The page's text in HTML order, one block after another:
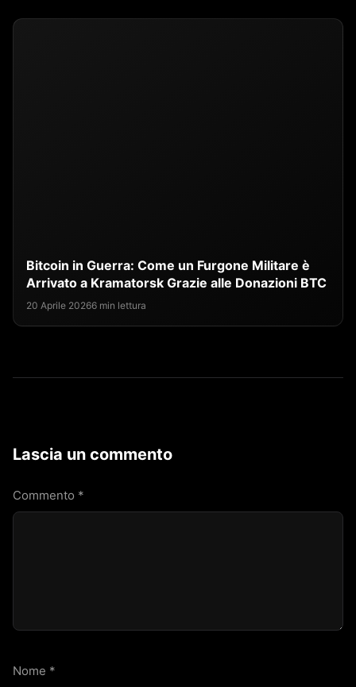
Bitcoin in Guerra: Come un Furgone Militare è
Arrivato a Kramatorsk Grazie alle Donazioni BTC
20 Aprile 20266 min lettura
Lascia un commento
Commento *
Nome *